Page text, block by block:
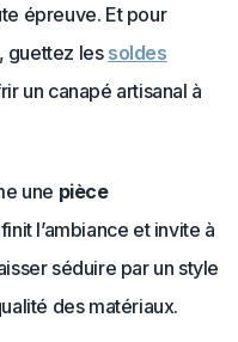
épreuve. Et pour
guettez les soldes
un canapé artisanal à
une pièce
l’ambiance et invite à
séduire par un style
des matériaux.